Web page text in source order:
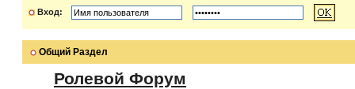
Вход:
Общий Раздел
Ролевой Форум